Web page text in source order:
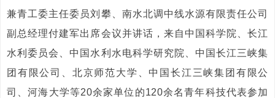
兼青工委主任委员刘攀、南水北调中线水源有限责任公司
副总经理付建军出席会议并讲话，来自中国科学院、长江
水利委员会、中国水利水电科学研究院、中国长江三峡集
团有限公司、北京师范大学、中国长江三峡集团有限公
司、河海大学等20余家单位的120余名青年科技代表参加